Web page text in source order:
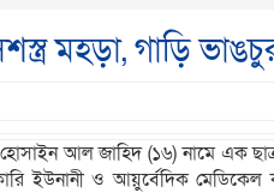
মহড়া, গাড়ি
আল জাহিদ (১৬) নামে এক
ইউনানী ও আয়ুর্বেদিক